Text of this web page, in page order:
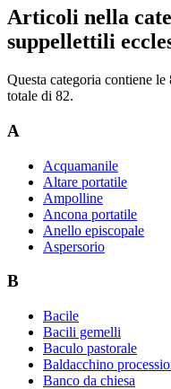
Articoli nella
suppellettili
Questa categoria contiene
totale di 82.
A
Acquamanile
Altare portatile
Ampolline
Ancona portatile
Anello episcopale
Aspersorio
B
Bacile
Bacili gemelli
Baculo pastorale
Baldacchino
Banco da chiesa